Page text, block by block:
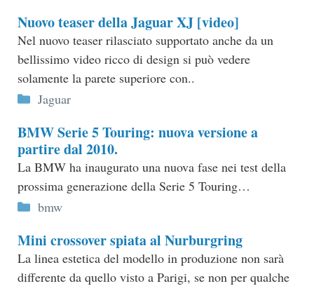
Nuovo teaser della Jaguar XJ [video]
Nel nuovo teaser rilasciato supportato anche da un
bellissimo video ricco di design si può vedere
solamente la parete superiore con..
Categorie
Jaguar
BMW Serie 5 Touring: nuova versione a
partire dal 2010.
La BMW ha inaugurato una nuova fase nei test della
prossima generazione della Serie 5 Touring…
Categorie
bmw
Mini crossover spiata al Nurburgring
La linea estetica del modello in produzione non sarà
differente da quello visto a Parigi, se non per qualche